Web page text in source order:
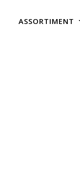
ASSORTIMENT